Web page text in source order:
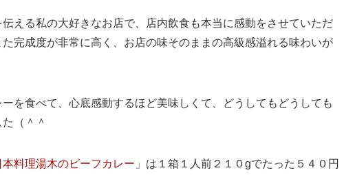
える私の大好きなお店で、店内飲食も本当に感動をさせていただ
完成度が非常に高く、お店の味そのままの高級感溢れる味わいが
を食べて、心底感動するほど美味しくて、どうしてもどうしても
（＾＾
本料理湯木のビーフカレー 」は１箱１人前２１０gでたった５４０円